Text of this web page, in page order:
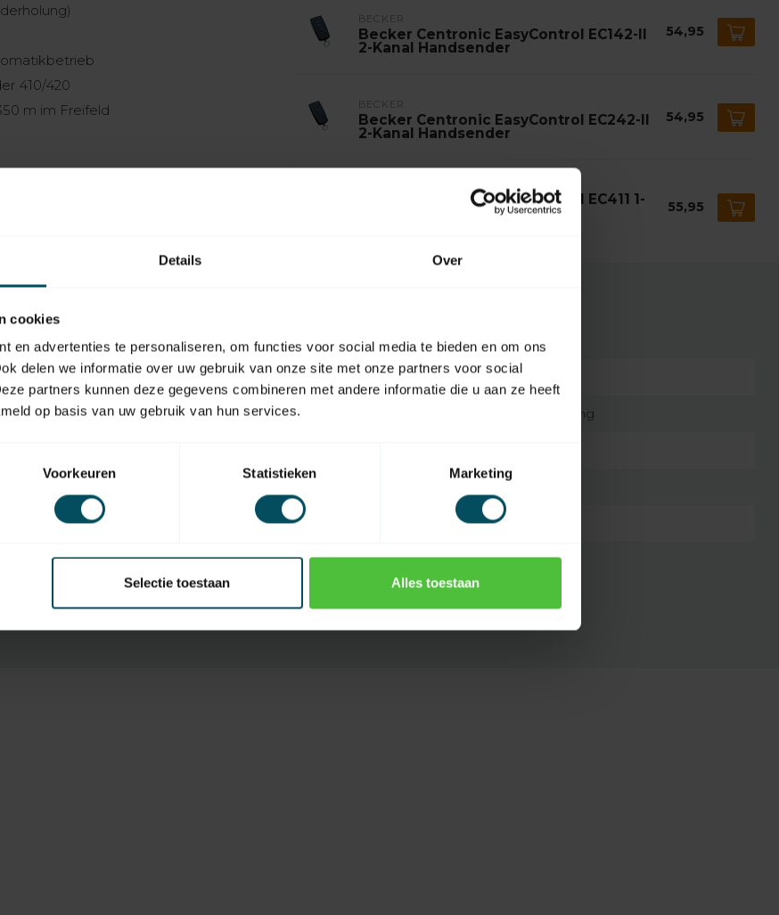
Details Over
cookies
en advertenties te personaliseren, om functies voor social media te bieden en om ons
delen we informatie over uw gebruik van onze site met onze partners voor social
partners kunnen deze gegevens combineren met andere informatie die u aan ze heeft
op basis van uw gebruik van hun services.
Voorkeuren Statistieken Marketing
Selectie toestaan Alles toestaan
410/420
m im Freifeld
BECKER
Becker Centronic EasyControl EC142-II
2-Kanal Handsender
54,95
BECKER
Becker Centronic EasyControl EC242-II
2-Kanal Handsender
54,95
Becker Centronic EasyControl EC411 1-
Kanal Wandsender 55,95
EAN Code 7432257397351
Typ des Handsenders Original-Fernbedienung
Wiederaufladbare Batterie(n) keine
Anzeige Nein